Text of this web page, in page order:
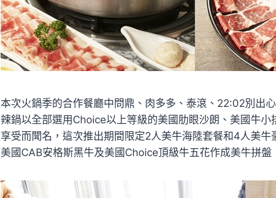
本次火鍋季的合作餐廳中問鼎、肉多多、泰滾、22:02別出
辣鍋以全部選用Choice以上等級的美國肋眼沙朗、美國牛
享受而聞名，這次推出期間限定2人美牛海陸套餐和4人美
美國CAB安格斯黑牛及美國Choice頂級牛五花作成美牛拼盤